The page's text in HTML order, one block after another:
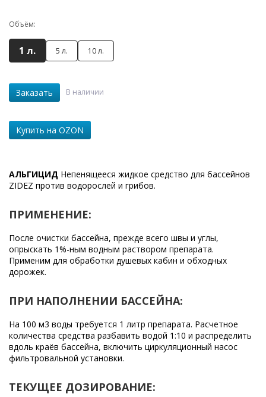
Объём:
1 л. 5 л. 10 л.
Заказать В наличии
Купить на OZON
АЛЬГИЦИД Непенящееся жидкое средство для бассейнов
ZIDEZ против водорослей и грибов.
ПРИМЕНЕНИЕ:
После очистки бассейна, прежде всего швы и углы,
опрыскать 1%-ным водным раствором препарата.
Применим для обработки душевых кабин и обходных
дорожек.
ПРИ НАПОЛНЕНИИ БАССЕЙНА:
На 100 м3 воды требуется 1 литр препарата. Расчетное
количества средства разбавить водой 1:10 и распределить
вдоль краёв бассейна, включить циркуляционный насос
фильтровальной установки.
ТЕКУЩЕЕ ДОЗИРОВАНИЕ: